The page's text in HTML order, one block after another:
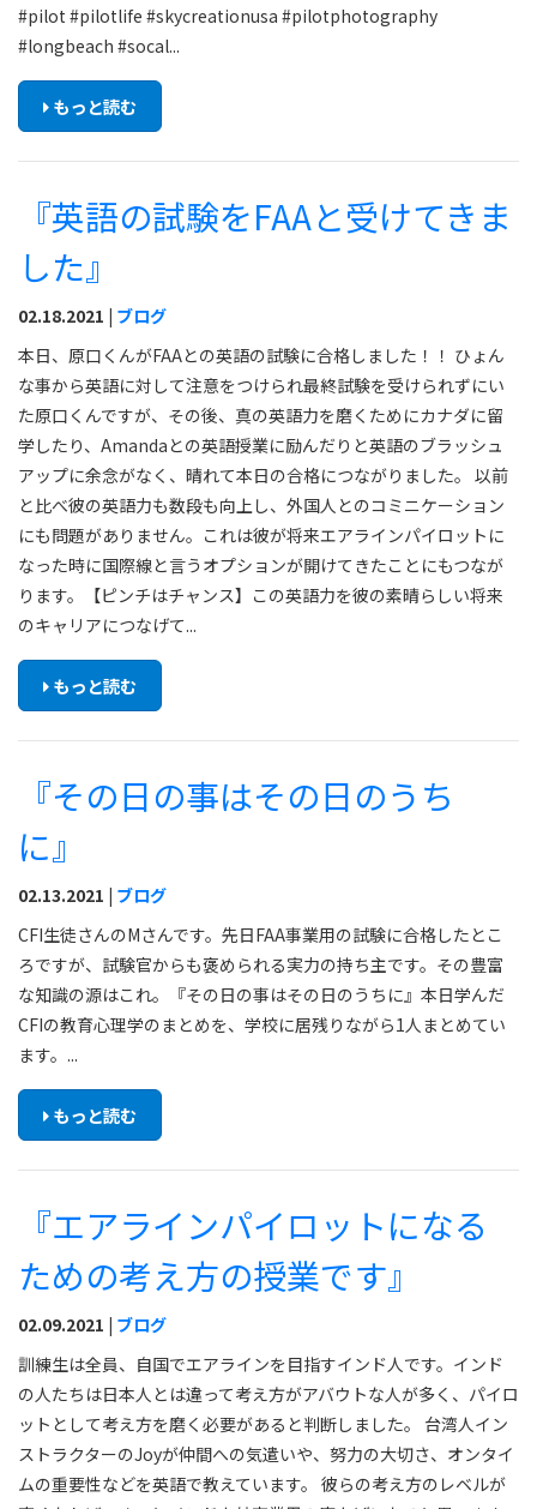
#pilot #pilotlife #skycreationusa #pilotphotography
#longbeach #socal...
もっと読む
『英語の試験をFAAと受けてきま
した』
02.18.2021 | ブログ
本日、原口くんがFAAとの英語の試験に合格しました！！ ひょん
な事から英語に対して注意をつけられ最終試験を受けられずにい
た原口くんですが、その後、真の英語力を磨くためにカナダに留
学したり、Amandaとの英語授業に励んだりと英語のブラッシュ
アップに余念がなく、晴れて本日の合格につながりました。 以前
と比べ彼の英語力も数段も向上し、外国人とのコミニケーション
にも問題がありません。これは彼が将来エアラインパイロットに
なった時に国際線と言うオプションが開けてきたことにもつなが
ります。【ピンチはチャンス】この英語力を彼の素晴らしい将来
のキャリアにつなげて...
もっと読む
『その日の事はその日のうち
に』
02.13.2021 | ブログ
CFI生徒さんのMさんです。先日FAA事業用の試験に合格したとこ
ろですが、試験官からも褒められる実力の持ち主です。その豊富
な知識の源はこれ。『その日の事はその日のうちに』本日学んだ
CFIの教育心理学のまとめを、学校に居残りながら1人まとめてい
ます。...
もっと読む
『エアラインパイロットになる
ための考え方の授業です』
02.09.2021 | ブログ
訓練生は全員、自国でエアラインを目指すインド人です。インド
の人たちは日本人とは違って考え方がアバウトな人が多く、パイロ
ットとして考え方を磨く必要があると判断しました。 台湾人イン
ストラクターのJoyが仲間への気遣いや、努力の大切さ、オンタイ
ムの重要性などを英語で教えています。 彼らの考え方のレベルが